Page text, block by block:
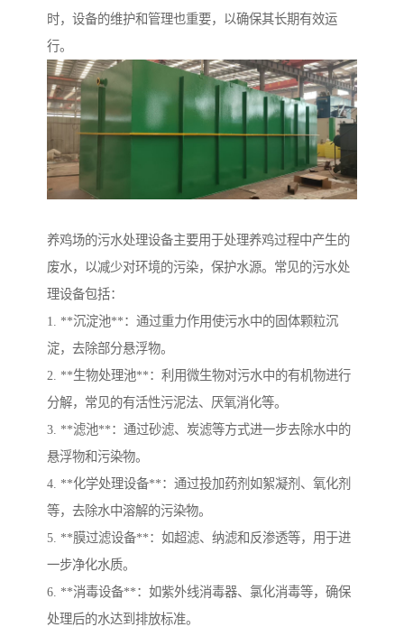
时，设备的维护和管理也重要，以确保其长期有效运
行。
养鸡场的污水处理设备主要用于处理养鸡过程中产生的
废水，以减少对环境的污染，保护水源。常见的污水处
理设备包括：
1. **沉淀池**：通过重力作用使污水中的固体颗粒沉
淀，去除部分悬浮物。
2. **生物处理池**：利用微生物对污水中的有机物进行
分解，常见的有活性污泥法、厌氧消化等。
3. **滤池**：通过砂滤、炭滤等方式进一步去除水中的
悬浮物和污染物。
4. **化学处理设备**：通过投加药剂如絮凝剂、氧化剂
等，去除水中溶解的污染物。
5. **膜过滤设备**：如超滤、纳滤和反渗透等，用于进
一步净化水质。
6. **消毒设备**：如紫外线消毒器、氯化消毒等，确保
处理后的水达到排放标准。